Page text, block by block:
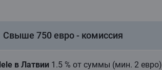
Свыше 750 евро - комиссия
в Латвии 1.5 % от суммы (мин. 2 евро)